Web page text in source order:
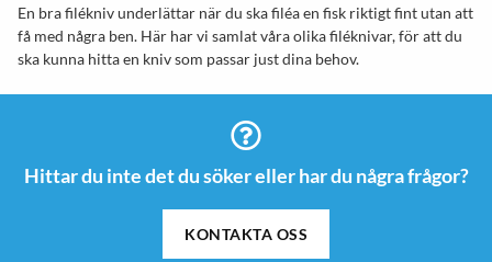
En bra filékniv underlättar när du ska filéa en fisk riktigt fint utan att
få med några ben. Här har vi samlat våra olika filéknivar, för att du
ska kunna hitta en kniv som passar just dina behov.
Hittar du inte det du söker eller har du några frågor?
KONTAKTA OSS